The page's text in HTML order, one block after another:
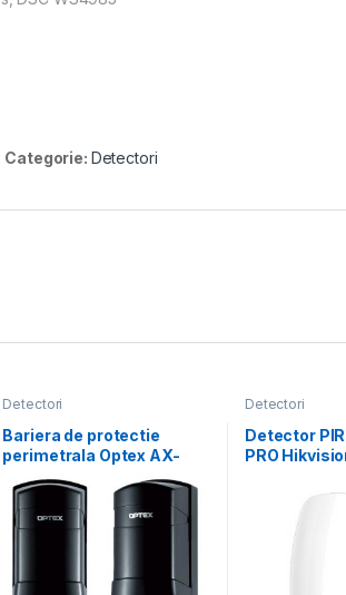
Categorie: Detectori
Detectori
Bariera de protectie
perimetrala Optex AX-
200TF(BE) cu 4 canale,
distanta
Detectori
Detector
PRO
imunitate la